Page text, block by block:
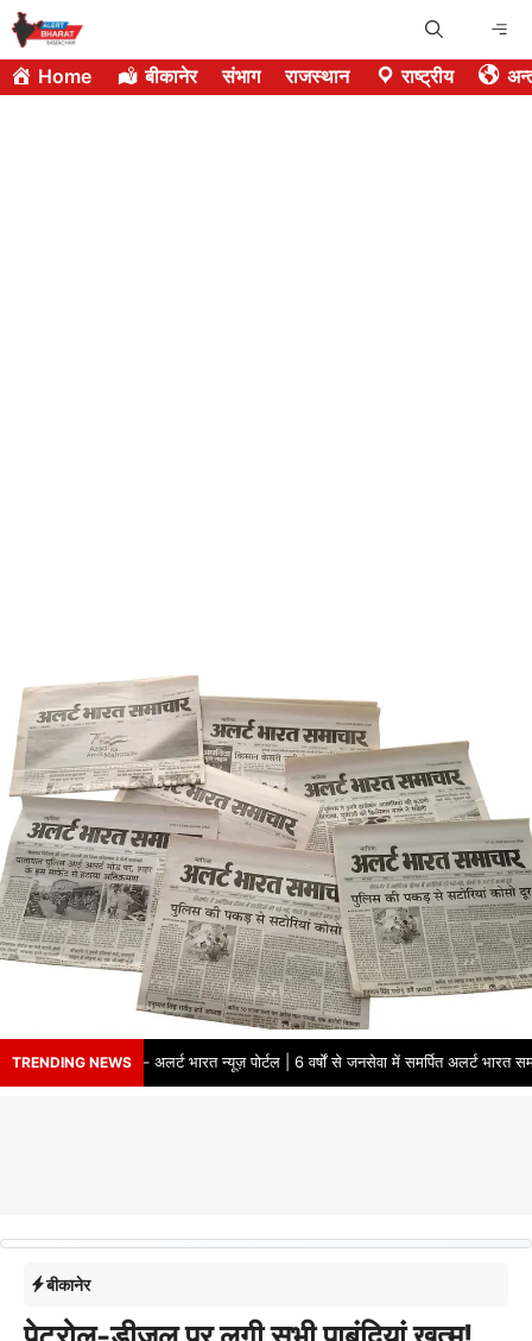
Skip
to
content
Home बीकानेर संभाग राजस्थान राष्ट्रीय
TRENDING NEWS
का नाम – अलर्ट भारत न्यूज़ पोर्टल | 6 वर्षों से जनसेवा में समर्पित अलर्ट भारत समाचार
बीकानेर